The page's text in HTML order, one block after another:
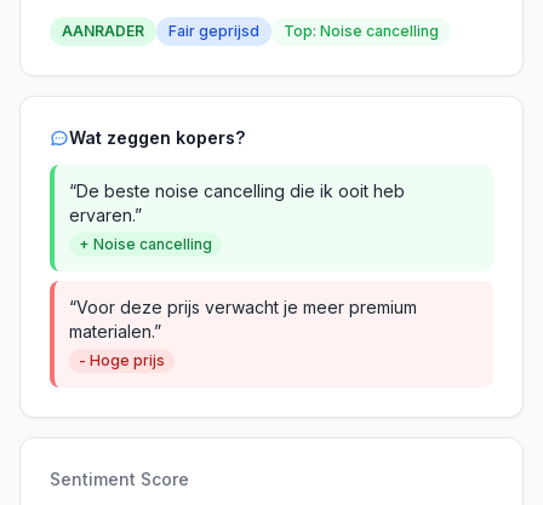
AANRADER Fair geprijsd Top: Noise cancelling
Wat zeggen kopers?
“De beste noise cancelling die ik ooit heb
ervaren.”
+ Noise cancelling
“Voor deze prijs verwacht je meer premium
materialen.”
- Hoge prijs
Sentiment Score